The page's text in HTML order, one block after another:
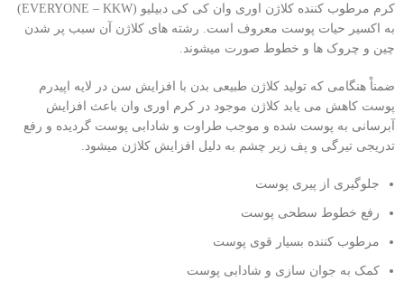
کرم مرطوب کننده کلاژن اوری وان کی کی دبیلیو (EVERYONE – KKW)
به اکسیر حیات پوست معروف است. رشته های کلاژن آن سبب پر شدن
چین و چروک ها و خطوط صورت میشوند.
ضمناْ هنگامی که تولید کلاژن طبیعی بدن با افزایش سن در لایه اپیدرم
پوست کاهش می یابد کلاژن موجود در کرم اوری وان باعث افزایش
آبرسانی به پوست شده و موجب طراوت و شادابی پوست گردیده و رفع
تدریجی تیرگی و پف زیر چشم به دلیل افزایش کلاژن میشود.
جلوگیری از پیری پوست
رفع خطوط سطحی پوست
مرطوب کننده بسیار قوی پوست
کمک به جوان سازی و شادابی پوست